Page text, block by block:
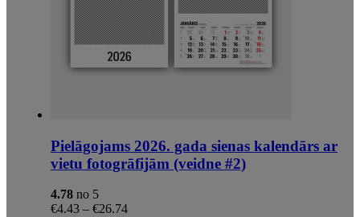
Pielāgojams 2026. gada sienas kalendārs ar
vietu fotogrāfijām (veidne #2)
4.78 no 5
€4.43 – €26.74Price